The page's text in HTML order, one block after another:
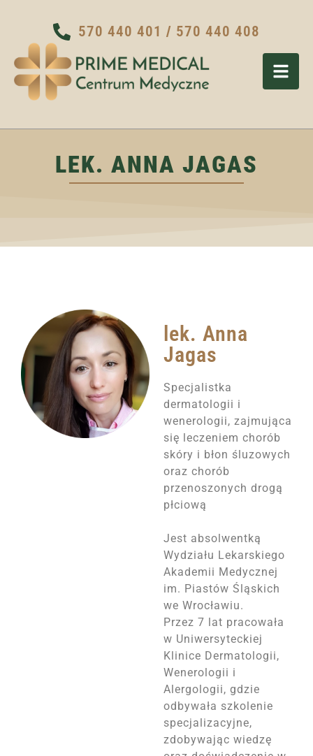
570 440 401/ 570 440 408
LEK. ANNA JAGAS
lek. Anna
Jagas
Specjalistka
dermatologii i
wenerologii, zajmująca
się leczeniem chorób
skóry i błon śluzowych
oraz chorób
przenoszonych drogą
płciową
Jest absolwentką
Wydziału Lekarskiego
Akademii Medycznej
im. Piastów Śląskich
we Wrocławiu.
Przez 7 lat pracowała
w Uniwersyteckiej
Klinice Dermatologii,
Wenerologii i
Alergologii, gdzie
odbywała szkolenie
specjalizacyjne,
zdobywając wiedzę